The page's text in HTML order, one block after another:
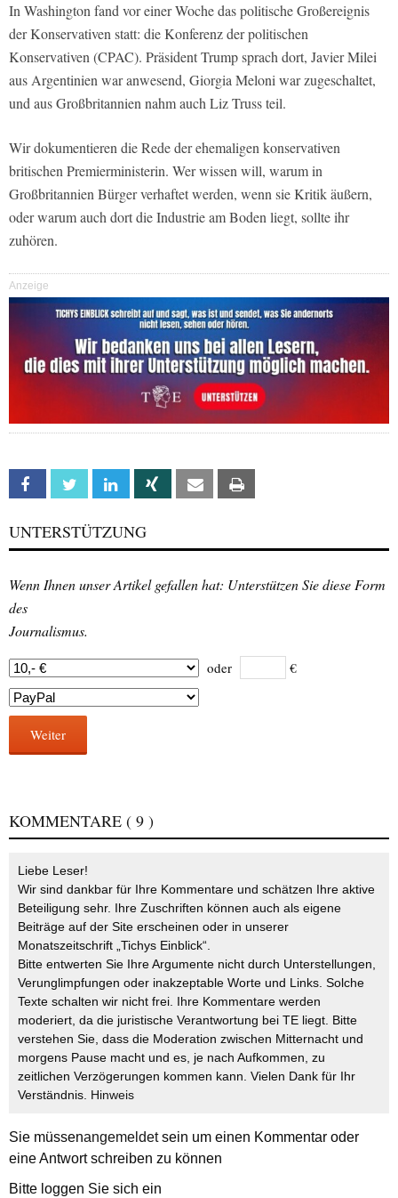
In Washington fand vor einer Woche das politische Großereignis
der Konservativen statt: die Konferenz der politischen
Konservativen (CPAC). Präsident Trump sprach dort, Javier Milei
aus Argentinien war anwesend, Giorgia Meloni war zugeschaltet,
und aus Großbritannien nahm auch Liz Truss teil.
Wir dokumentieren die Rede der ehemaligen konservativen
britischen Premierministerin. Wer wissen will, warum in
Großbritannien Bürger verhaftet werden, wenn sie Kritik äußern,
oder warum auch dort die Industrie am Boden liegt, sollte ihr
zuhören.
Anzeige
Facebook Twitter Linkedin Xing Email
UNTERSTÜTZUNG
Wenn Ihnen unser Artikel gefallen hat: Unterstützen Sie diese Form
des
Journalismus.
oder €
Weiter
KOMMENTARE ( 9 )
Liebe Leser!
Wir sind dankbar für Ihre Kommentare und schätzen Ihre aktive
Beteiligung sehr. Ihre Zuschriften können auch als eigene
Beiträge auf der Site erscheinen oder in unserer
Monatszeitschrift „Tichys Einblick“.
Bitte entwerten Sie Ihre Argumente nicht durch Unterstellungen,
Verunglimpfungen oder inakzeptable Worte und Links. Solche
Texte schalten wir nicht frei. Ihre Kommentare werden
moderiert, da die juristische Verantwortung bei TE liegt. Bitte
verstehen Sie, dass die Moderation zwischen Mitternacht und
morgens Pause macht und es, je nach Aufkommen, zu
zeitlichen Verzögerungen kommen kann. Vielen Dank für Ihr
Verständnis. Hinweis
Sie müssenangemeldetsein um einen Kommentar oder
eine Antwort schreiben zu können
Bitte loggen Sie sich ein